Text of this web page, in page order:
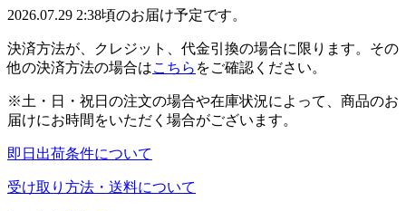
2026.07.29 2:38頃のお届け予定です。
決済方法が、クレジット、代金引換の場合に限ります。その
他の決済方法の場合はこちら をご確認ください。
※土・日・祝日の注文の場合や在庫状況によって、商品のお
届けにお時間をいただく場合がございます。
即日出荷条件について
受け取り方法・送料について